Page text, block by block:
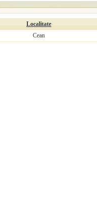
Localitate
Cean